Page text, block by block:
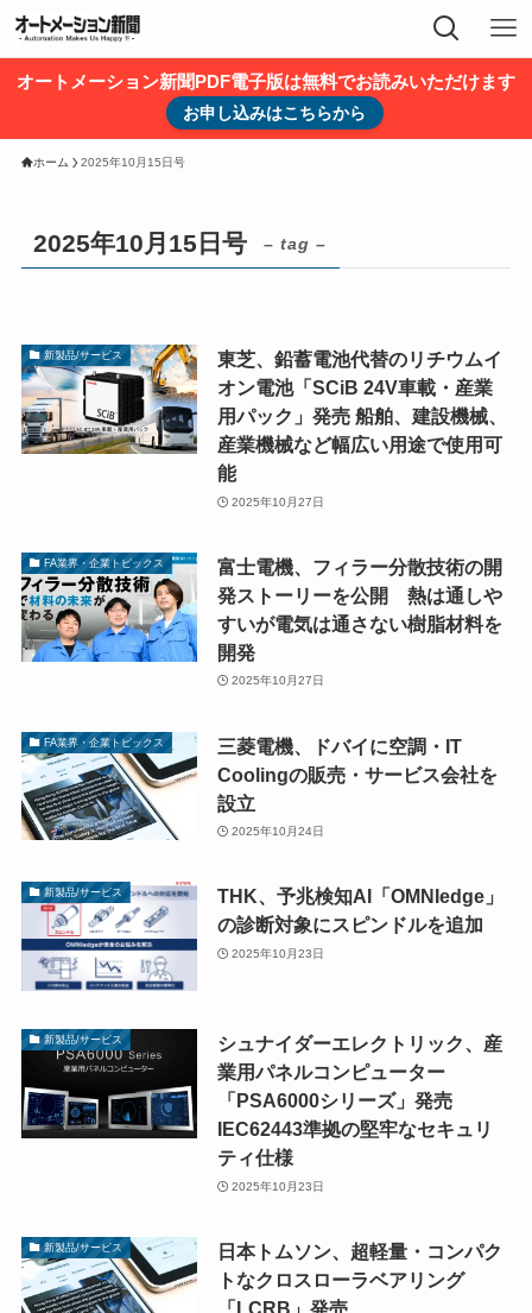
オートメーション新聞PDF電子版は無料でお読みいただけます
お申し込みはこちらから
ホーム 2025年10月15日号
2025年10月15日号 – tag –
新製品/サービス
東芝、鉛蓄電池代替のリチウムイ
オン電池「SCiB 24V車載・産業
用パック」発売 船舶、建設機械、
産業機械など幅広い用途で使用可
能
2025年10月27日
FA業界・企業トピックス
富士電機、フィラー分散技術の開
発ストーリーを公開 熱は通しや
すいが電気は通さない樹脂材料を
開発
2025年10月27日
FA業界・企業トピックス
三菱電機、ドバイに空調・IT
Coolingの販売・サービス会社を
設立
2025年10月24日
新製品/サービス
THK、予兆検知AI「OMNIedge」
の診断対象にスピンドルを追加
2025年10月23日
新製品/サービス
シュナイダーエレクトリック、産
業用パネルコンピューター
「PSA6000シリーズ」発売
IEC62443準拠の堅牢なセキュリ
ティ仕様
2025年10月23日
新製品/サービス
日本トムソン、超軽量・コンパク
トなクロスローラベアリング
「LCRB」発売